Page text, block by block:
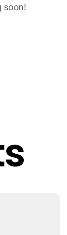
soon!